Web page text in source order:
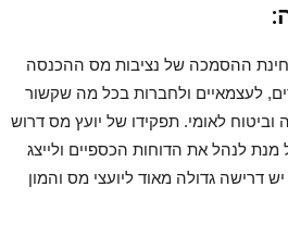
ההסמכה של נציבות מס ההכנסה
לעצמאיים ולחברות בכל מה שקשור
לאומי. תפקידו של יועץ מס דרוש
לנהל את הדוחות הכספיים ולייצג
דרישה גדולה מאוד ליועצי מס והמון